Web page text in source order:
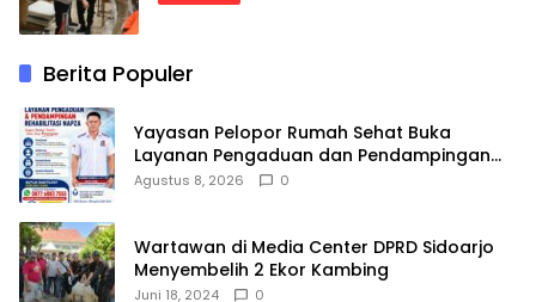
Berita Populer
Yayasan Pelopor Rumah Sehat Buka
Layanan Pengaduan dan Pendampingan
Rehabilitasi NAPZA 24 Jam
Agustus 8, 2026 0
Wartawan di Media Center DPRD Sidoarjo
Menyembelih 2 Ekor Kambing
Juni 18, 2024 0